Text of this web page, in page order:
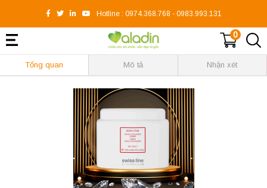
Hotline : 0974.368.768 - 0983.993.131
0
Tổng quan Mô tả Nhận xét